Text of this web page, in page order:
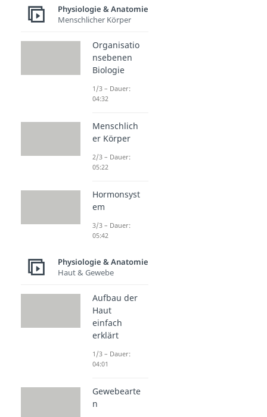
Atmungskette
Dauer: 04:44
Physiologie & Anatomie
Menschlicher Körper
Organisatio
nsebenen
Biologie
1/3 – Dauer:
04:32
Menschlich
er Körper
2/3 – Dauer:
05:22
Hormonsyst
em
3/3 – Dauer:
05:42
Physiologie & Anatomie
Haut & Gewebe
Aufbau der
Haut
einfach
erklärt
1/3 – Dauer:
04:01
Gewebearte
n